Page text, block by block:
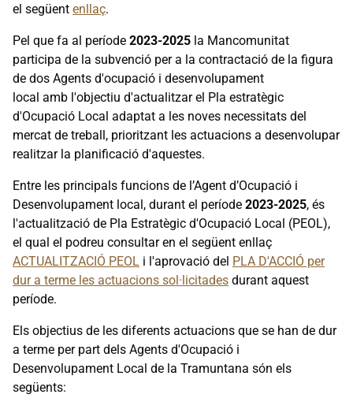
el següent enllaç.
Pel que fa al període 2023-2025 la Mancomunitat
participa de la subvenció per a la contractació de la figura
de dos Agents d'ocupació i desenvolupament
local amb l'objectiu d'actualitzar el Pla estratègic
d'Ocupació Local adaptat a les noves necessitats del
mercat de treball, prioritzant les actuacions a desenvolupar
realitzar la planificació d'aquestes.
Entre les principals funcions de l’Agent d’Ocupació i
Desenvolupament local, durant el període 2023-2025, és
l'actualització de Pla Estratègic d'Ocupació Local (PEOL),
el qual el podreu consultar en el següent enllaç
ACTUALITZACIÓ PEOL i l'aprovació del PLA D'ACCIÓ per
dur a terme les actuacions sol·licitades durant aquest
període.
Els objectius de les diferents actuacions que se han de dur
a terme per part dels Agents d'Ocupació i
Desenvolupament Local de la Tramuntana són els
següents: